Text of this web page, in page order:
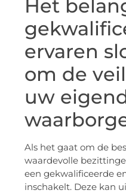
Het
ervaren
om de
uw
Als het gaat om de
waardevolle
een gekwalificeerde
inschakelt. Deze kan